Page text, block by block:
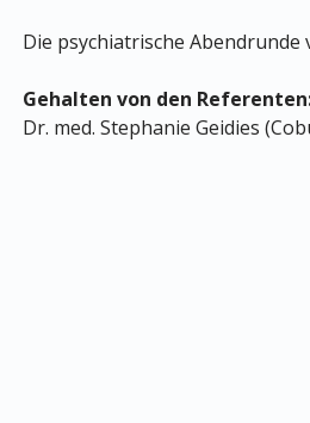
Die psychiatrische Abendrunde
Gehalten von den
Dr. med. Stephanie Geidies